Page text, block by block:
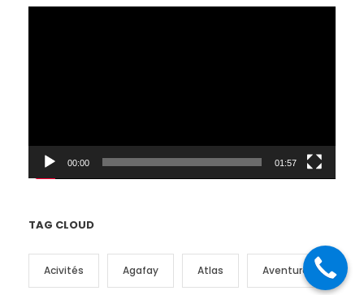
v
d
o
00:00 01:57
TAG CLOUD
Acivités Agafay Atlas Aventure